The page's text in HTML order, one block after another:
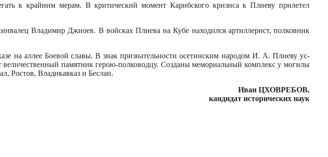
к крайним мерам. В критичес­кий момент Карибского кризиса к Плиеву прилетел
Владимир Джиоев. В войсках Плиева на Кубе находился артиллерист, полковник
на аллее Бое­вой славы. В знак признательности осетинским народом И. А. Плиеву ус­
па­мятник герою-полководцу. Созданы мемориальный комплекс у могилы
Ростов, Владикав­каз и Беслан.
Иван ЦХОВРЕБОВ,
кандидат исторических наук